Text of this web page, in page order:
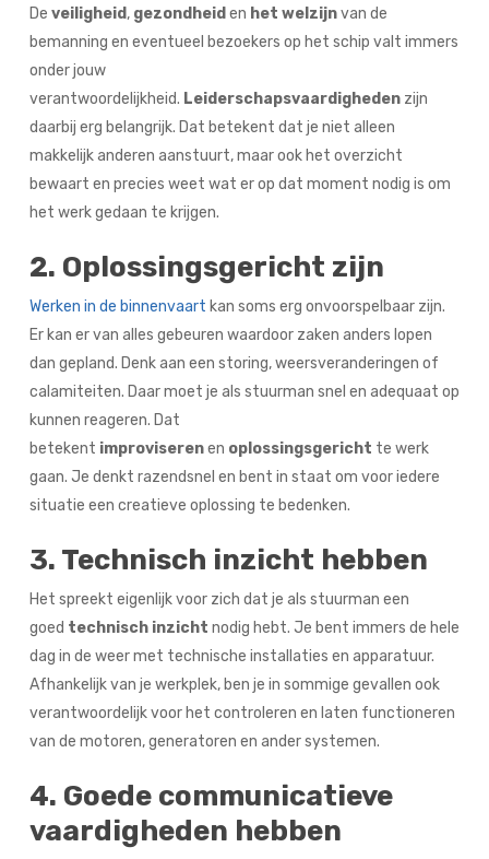
De veiligheid , gezondheid en het welzijnvan de
bemanning en eventueel bezoekers op het schip valt immers
onder jouw
verantwoordelijkheid. Leiderschapsvaardighedenzijn
daarbij erg belangrijk. Dat betekent dat je niet alleen
makkelijk anderen aanstuurt, maar ook het overzicht
bewaart en precies weet wat er op dat moment nodig is om
het werk gedaan te krijgen.
2. Oplossingsgericht zijn
Werken in de binnenvaart kan soms erg onvoorspelbaar zijn.
Er kan er van alles gebeuren waardoor zaken anders lopen
dan gepland. Denk aan een storing, weersveranderingen of
calamiteiten. Daar moet je als stuurman snel en adequaat op
kunnen reageren. Dat
betekent improviserenen oplossingsgericht te werk
gaan. Je denkt razendsnel en bent in staat om voor iedere
situatie een creatieve oplossing te bedenken.
3. Technisch inzicht hebben
Het spreekt eigenlijk voor zich dat je als stuurman een
goed technisch inzicht nodig hebt. Je bent immers de hele
dag in de weer met technische installaties en apparatuur.
Afhankelijk van je werkplek, ben je in sommige gevallen ook
verantwoordelijk voor het controleren en laten functioneren
van de motoren, generatoren en ander systemen.
4. Goede communicatieve
vaardigheden hebben